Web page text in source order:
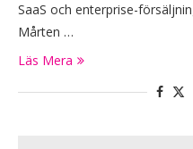
SaaS och enterprise-
Mårten …
Läs Mera